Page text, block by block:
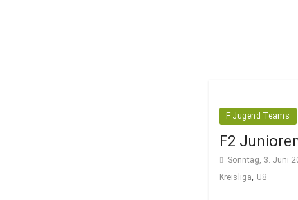
F Jugend Teams
F2
Sonntag, 3. Juni
Kreisliga, U8